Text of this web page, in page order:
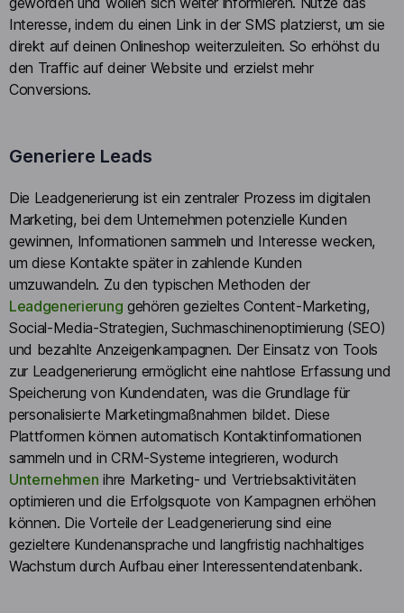
Interesse, indem du einen Link in der SMS platzierst, um sie
direkt auf deinen Onlineshop weiterzuleiten. So erhöhst du
den Traffic auf deiner Website und erzielst mehr
Conversions.
Generiere Leads
Die Leadgenerierung ist ein zentraler Prozess im digitalen
Marketing, bei dem Unternehmen potenzielle Kunden
gewinnen, Informationen sammeln und Interesse wecken,
um diese Kontakte später in zahlende Kunden
umzuwandeln. Zu den typischen Methoden der
Leadgenerierung gehören gezieltes Content-Marketing,
Social-Media-Strategien, Suchmaschinenoptimierung (SEO)
und bezahlte Anzeigenkampagnen. Der Einsatz von Tools
zur Leadgenerierung ermöglicht eine nahtlose Erfassung und
Speicherung von Kundendaten, was die Grundlage für
personalisierte Marketingmaßnahmen bildet. Diese
Plattformen können automatisch Kontaktinformationen
sammeln und in CRM-Systeme integrieren, wodurch
Unternehmen ihre Marketing- und Vertriebsaktivitäten
optimieren und die Erfolgsquote von Kampagnen erhöhen
können. Die Vorteile der Leadgenerierung sind eine
gezieltere Kundenansprache und langfristig nachhaltiges
Wachstum durch Aufbau einer Interessentendatenbank.